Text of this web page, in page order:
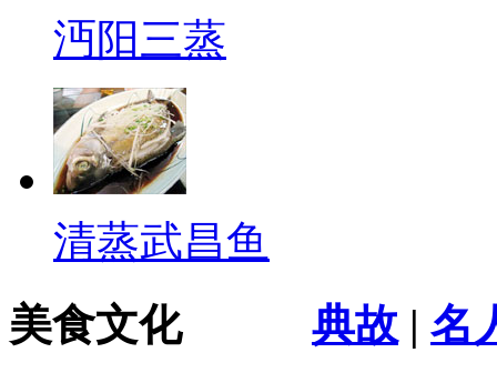
沔阳三蒸
清蒸武昌鱼
美食文化 典故 | 名